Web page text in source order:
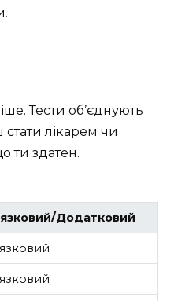
Тести об’єднують
лікарем чи
ти здатен.
Додатковий